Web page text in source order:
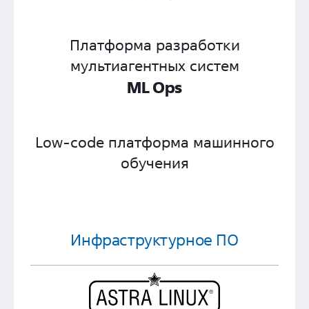
Платформа разработки
мультиагентных систем
ML Ops
Low-code платформа машинного
обучения
Инфраструктурное ПО